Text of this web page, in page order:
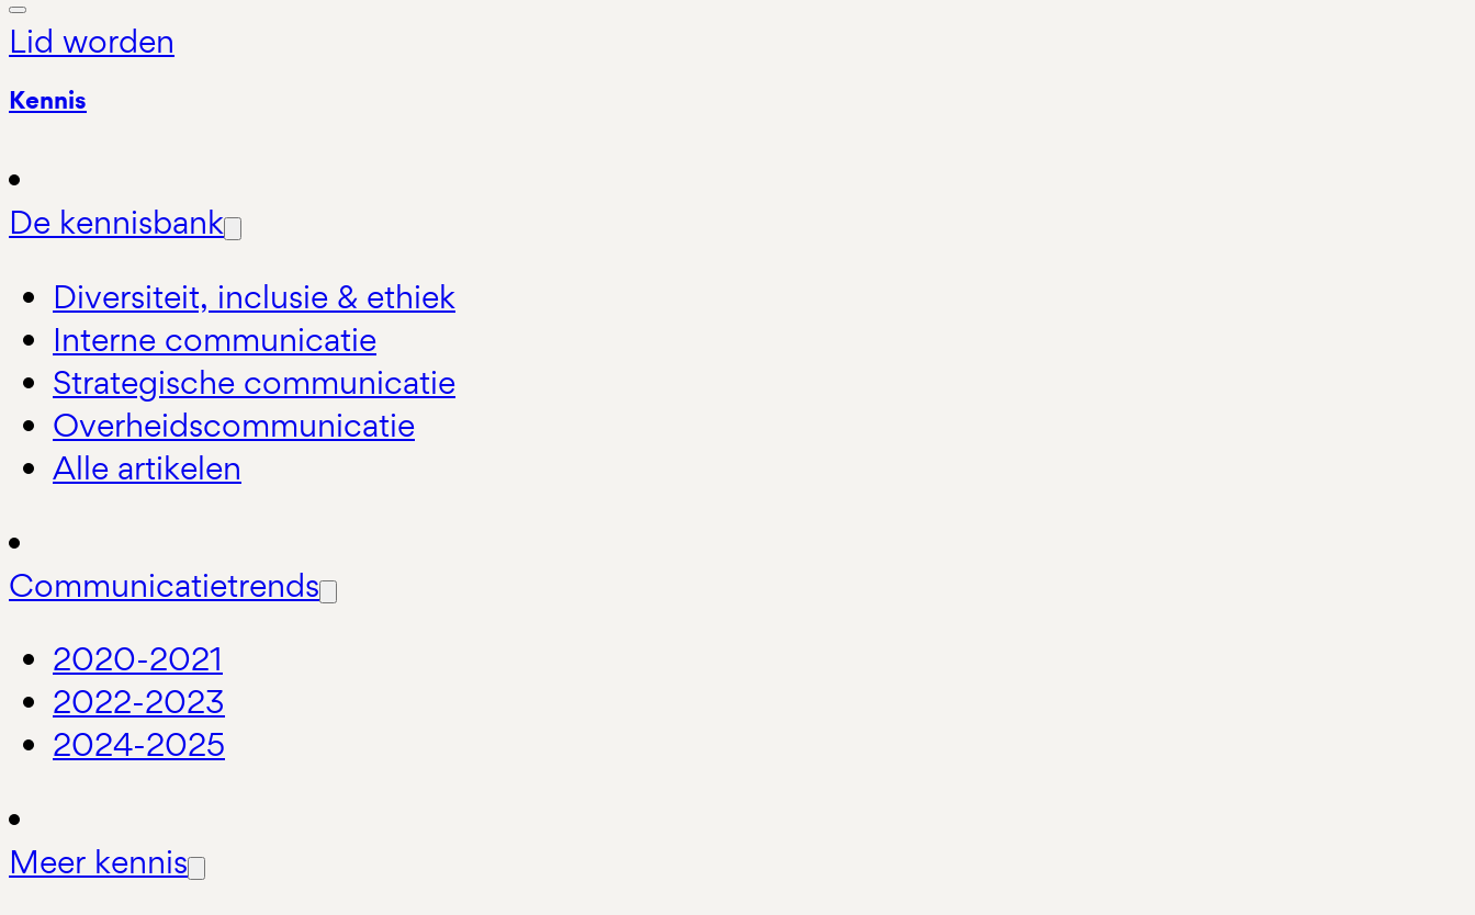
Lid worden
Kennis
De kennisbank
Diversiteit, inclusie & ethiek
Interne communicatie
Strategische communicatie
Overheidscommunicatie
Alle artikelen
Communicatietrends
2020-2021
2022-2023
2024-2025
Meer kennis